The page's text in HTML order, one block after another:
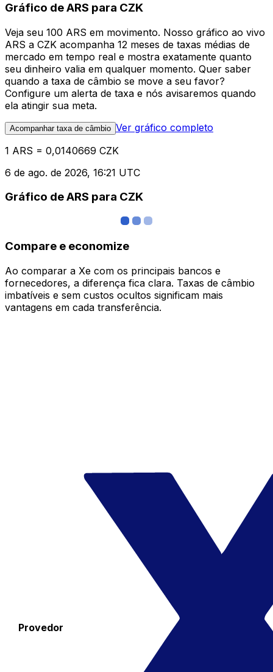
Gráfico de ARS para CZK
Veja seu 100 ARS em movimento. Nosso gráfico ao vivo
ARS a CZK acompanha 12 meses de taxas médias de
mercado em tempo real e mostra exatamente quanto
seu dinheiro valia em qualquer momento. Quer saber
quando a taxa de câmbio se move a seu favor?
Configure um alerta de taxa e nós avisaremos quando
ela atingir sua meta.
Acompanhar taxa de câmbio Ver gráfico completo
1 ARS = 0,0140669 CZK
6 de ago. de 2026, 16:21 UTC
Gráfico de ARS para CZK
Compare e economize
Ao comparar a Xe com os principais bancos e
fornecedores, a diferença fica clara. Taxas de câmbio
imbatíveis e sem custos ocultos significam mais
vantagens em cada transferência.
Provedor